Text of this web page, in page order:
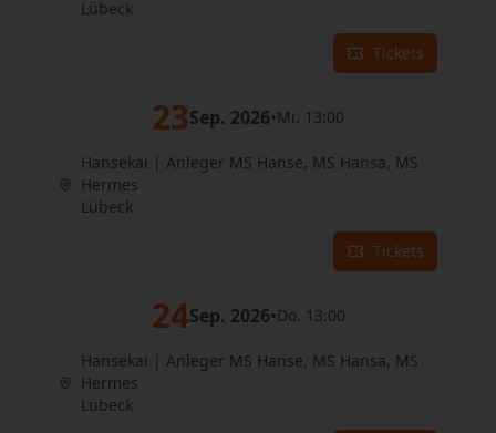
Lübeck
Tickets
23Sep. 2026•Mi. 13:00
Hansekai | Anleger MS Hanse, MS Hansa, MS
Hermes
Lübeck
Tickets
24Sep. 2026•Do. 13:00
Hansekai | Anleger MS Hanse, MS Hansa, MS
Hermes
Lübeck